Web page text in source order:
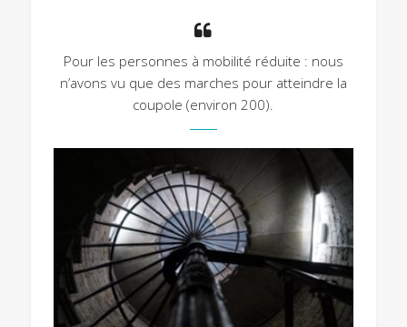
Pour les personnes à mobilité réduite : nous
n’avons vu que des marches pour atteindre la
coupole (environ 200).